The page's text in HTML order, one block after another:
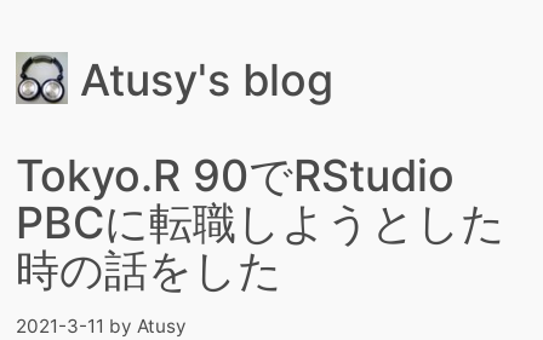
Atusy's blog
Tokyo.R 90でRStudio
PBCに転職しようとした
時の話をした
2021-3-11 by Atusy